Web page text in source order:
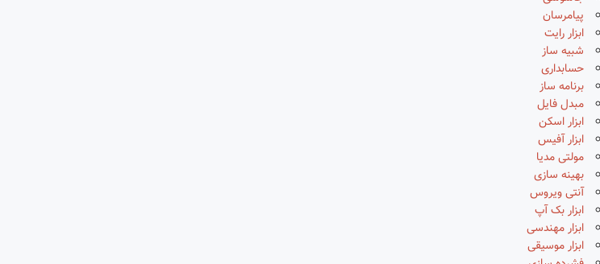
پیامرسان
ابزار رایت
شبیه ساز
حسابداری
برنامه ساز
مبدل فایل
ابزار اسکن
ابزار آفیس
مولتی مدیا
بهینه سازی
آنتی ویروس
ابزار بک آپ
ابزار مهندسی
ابزار موسیقی